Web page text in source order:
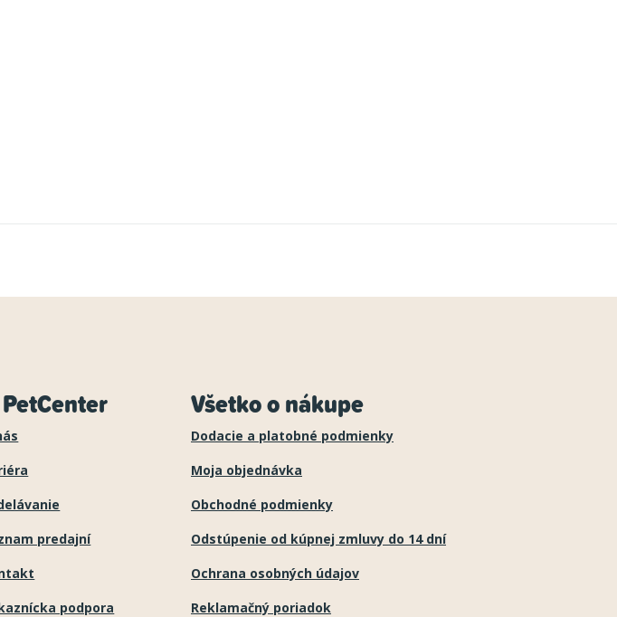
predajní
podpora
Všetko o nákupe
Dodacie a platobné podmienky
Moja objednávka
Obchodné podmienky
Odstúpenie od kúpnej zmluvy do 14 dní
Ochrana osobných údajov
Reklamačný poriadok